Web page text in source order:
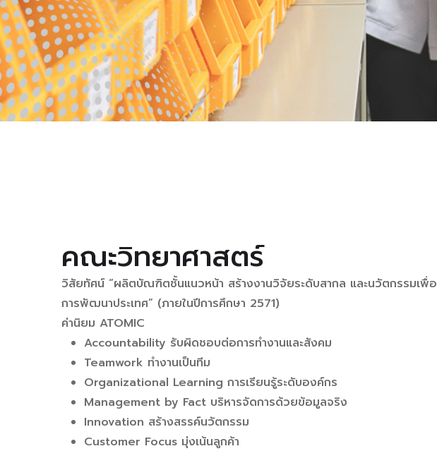
คณะวิทยาศาสตร์
วิสัยทัศน์ “ผลิตบัณฑิตชั้นแนวหน้า สร้างงานวิจัยระดับสากล และนวัตกรรมเพื่อ
การพัฒนาประเทศ” (ภายในปีการศึกษา 2571)
ค่านิยม ATOMIC
Accountability รับผิดชอบต่อการทำงานและสังคม
Teamwork ทำงานเป็นทีม
Organizational Learning การเรียนรู้ระดับองค์กร
Management by Fact บริหารจัดการด้วยข้อมูลจริง
Innovation สร้างสรรค์นวัตกรรม
Customer Focus มุ่งเน้นลูกค้า